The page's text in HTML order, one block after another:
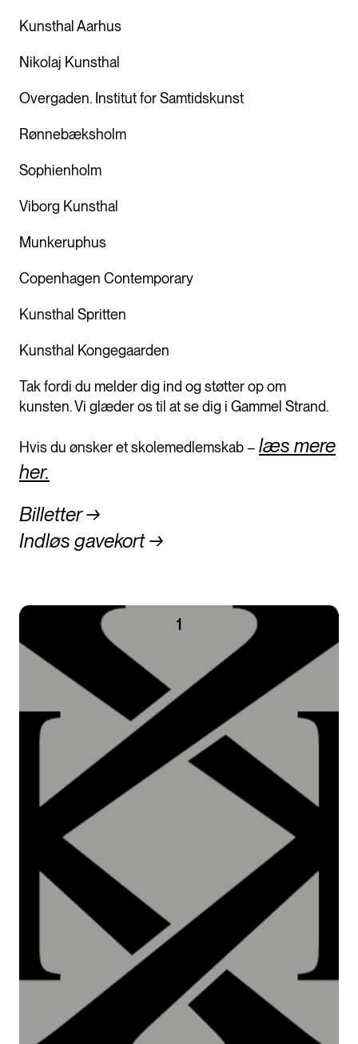
Kunsthal Aarhus
Nikolaj Kunsthal
Overgaden. Institut for Samtidskunst
Rønnebæksholm
Sophienholm
Viborg Kunsthal
Munkeruphus
Copenhagen Contemporary
Kunsthal Spritten
Kunsthal Kongegaarden
Tak fordi du melder dig ind og støtter op om
kunsten. Vi glæder os til at se dig i Gammel Strand.
Hvis du ønsker et skolemedlemskab – læs mere
her.
Billetter→
Indløs gavekort→
1